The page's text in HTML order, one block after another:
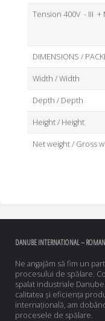
Tension 400V - III +
DIMENSIONS /
Width / Width
Depth / Depth
Height / Height
Net weight / Gross
DANUBE INTERNATIONAL –
Ne angajăm să fim un
procesului de spălare.
spalat industriale
calitatea și eficiența
internațională, am
procesele de spălare.